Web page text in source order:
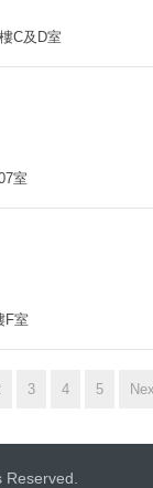
C及D室
室
F室
3 4 5